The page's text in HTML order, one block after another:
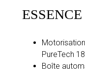
ESSENCE
PureTech
Boîte